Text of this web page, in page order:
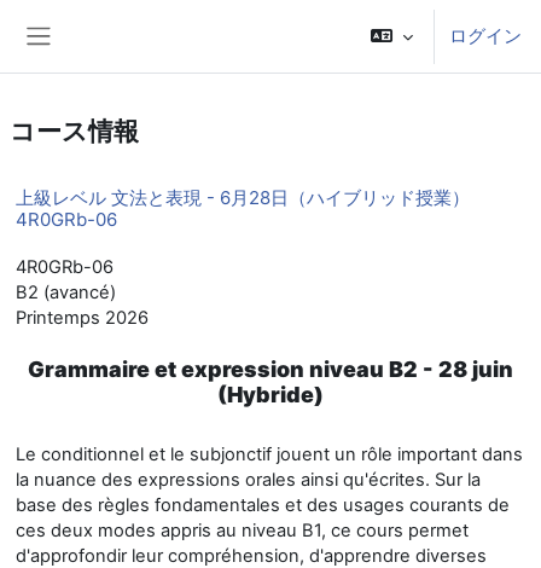
ログイン
コース情報
上級レベル 文法と表現 - 6月28日（ハイブリッド授業）
4R0GRb-06
4R0GRb-06
B2 (avancé)
Printemps 2026
Grammaire et expression niveau B2 - 28 juin
(Hybride)
Le conditionnel et le subjonctif jouent un rôle important dans
la nuance des expressions orales ainsi qu'écrites. Sur la
base des règles fondamentales et des usages courants de
ces deux modes appris au niveau B1, ce cours permet
d'approfondir leur compréhension, d'apprendre diverses